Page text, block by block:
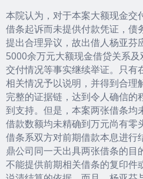
本院认为，对于本案大额现金交
借条起诉而未提供付款凭证，债
提出合理异议，故出借人杨亚芬
5000余万元大额现金借贷关系
交付情况等事实继续举证。只有
相关情况予以说明，并得到合理
完整的证据链，达到令人确信的
到支持。但是，本案两张借条均
借款数额均未精确到万元尚有零
借条系双方对前期借款本息进行
鼎公司同一天出具两张借条的目
不能提供前期相关借条的复印件